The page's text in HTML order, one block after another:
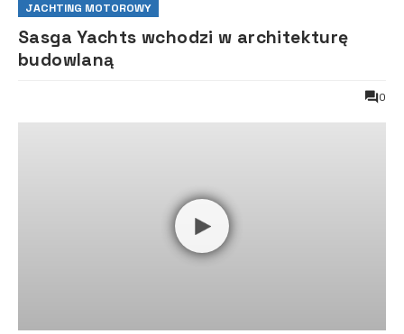
JACHTING MOTOROWY
Sasga Yachts wchodzi w architekturę
budowlaną
0